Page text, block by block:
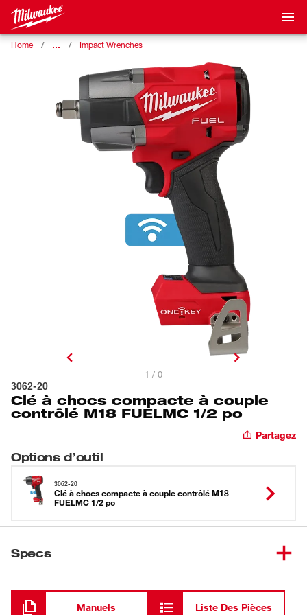
Home … Impact Wrenches
1 / 0
3062-20
Clé à chocs compacte à couple
contrôlé M18 FUELMC 1/2 po
Partagez
Options d’outil
3062-20
Clé à chocs compacte à couple contrôlé M18
FUELMC 1/2 po
Specs
Chargement
Manuels Liste Des Pièces